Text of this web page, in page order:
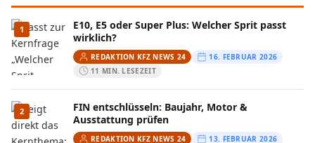
1
E10, E5 oder Super Plus: Welcher Sprit passt
wirklich?
REDAKTION KFZ NEWS 24
16. FEBRUAR 2026
11 MIN. LESEZEIT
2
FIN entschlüsseln: Baujahr, Motor &
Ausstattung prüfen
REDAKTION KFZ NEWS 24
13. FEBRUAR 2026